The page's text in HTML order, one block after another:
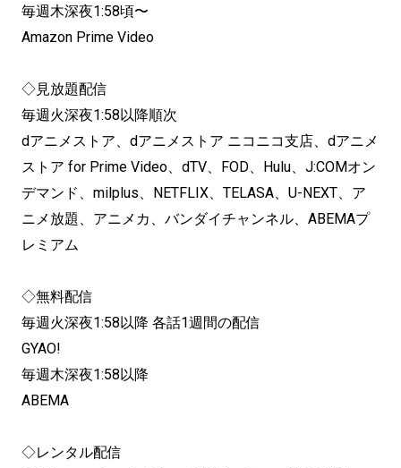
毎週木深夜1:58頃〜
Amazon Prime Video
◇見放題配信
毎週火深夜1:58以降順次
dアニメストア、dアニメストア ニコニコ支店、dアニメ
ストア for Prime Video、dTV、FOD、Hulu、J:COMオン
デマンド、milplus、NETFLIX、TELASA、U-NEXT、ア
ニメ放題、アニメカ、バンダイチャンネル、ABEMAプ
レミアム
◇無料配信
毎週火深夜1:58以降 各話1週間の配信
GYAO!
毎週木深夜1:58以降
ABEMA
◇レンタル配信